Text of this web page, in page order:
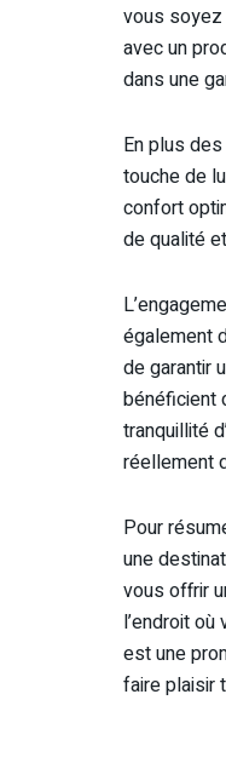
vous soyez
avec un
dans une
En plus
touche de
confort
de qualité
également
de garantir
bénéficient
tranquillité
réellement
Pour
une
vous offrir
l’endroit
est une
faire plaisir